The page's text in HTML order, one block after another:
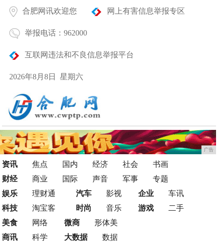
合肥网讯欢迎您 网上有害信息举报专区
举报电话：962000
互联网违法和不良信息举报平台
2026年8月8日 星期六
广告
资讯 焦点 国内 经济 社会
书画
财经
商业 国际 声音 军事
专题
娱乐
理财通
科技
淘宝客
汽车
影视
时尚
音乐
企业
车讯
游戏
二手
美食
网络
商讯
科学
微商
形体美
大数据
数据